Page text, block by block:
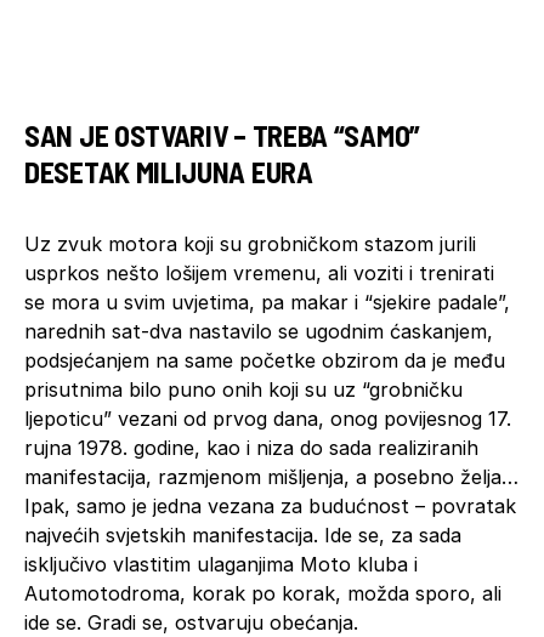
SAN JE OSTVARIV – TREBA “SAMO”
DESETAK MILIJUNA EURA
Uz zvuk motora koji su grobničkom stazom jurili
usprkos nešto lošijem vremenu, ali voziti i trenirati
se mora u svim uvjetima, pa makar i “sjekire padale”,
narednih sat-dva nastavilo se ugodnim ćaskanjem,
podsjećanjem na same početke obzirom da je među
prisutnima bilo puno onih koji su uz “grobničku
ljepoticu” vezani od prvog dana, onog povijesnog 17.
rujna 1978. godine, kao i niza do sada realiziranih
manifestacija, razmjenom mišljenja, a posebno želja…
Ipak, samo je jedna vezana za budućnost – povratak
najvećih svjetskih manifestacija. Ide se, za sada
isključivo vlastitim ulaganjima Moto kluba i
Automotodroma, korak po korak, možda sporo, ali
ide se. Gradi se, ostvaruju obećanja.